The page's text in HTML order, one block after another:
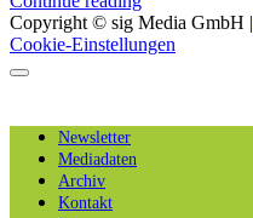
Copyright © sig Media GmbH |
Cookie-Einstellungen
Newsletter
Mediadaten
Archiv
Kontakt